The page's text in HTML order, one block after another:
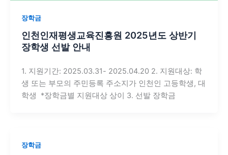
장학금
인천인재평생교육진흥원 2025년도 상반기
장학생 선발 안내
1. 지원기간: 2025.03.31- 2025.04.20 2. 지원대상: 학
생 또는 부모의 주민등록 주소지가 인천인 고등학생, 대
학생 *장학금별 지원대상 상이 3. 선발 장학금
장학금